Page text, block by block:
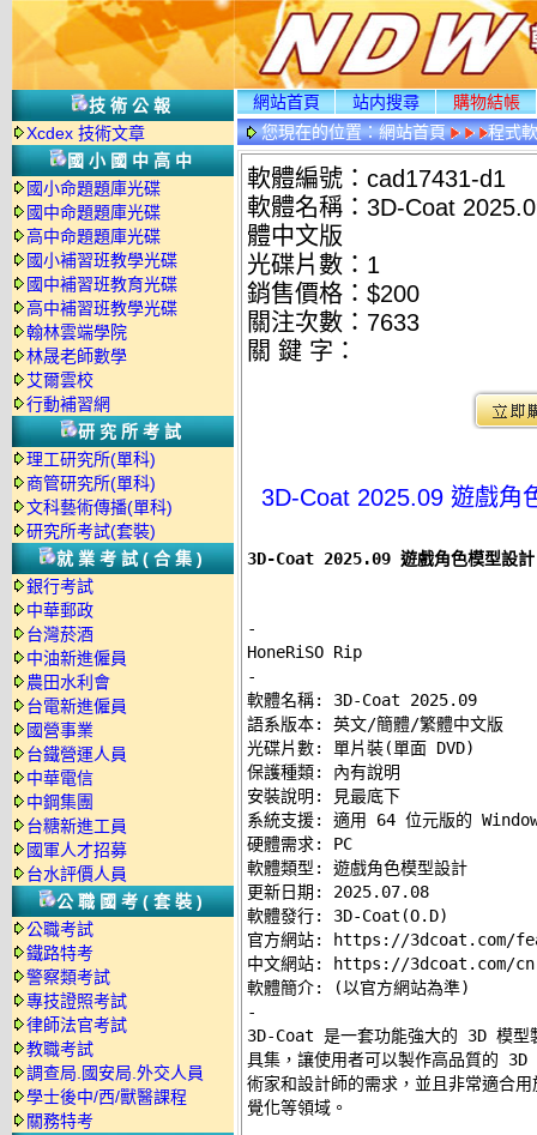
技術公報
Xcdex 技術文章
國小國中高中
國小命題題庫光碟
國中命題題庫光碟
高中命題題庫光碟
國小補習班教學光碟
國中補習班教育光碟
高中補習班教學光碟
翰林雲端學院
林晟老師數學
艾爾雲校
行動補習網
研究所考試
理工研究所(單科)
商管研究所(單科)
文科藝術傳播(單科)
研究所考試(套裝)
就業考試(合集)
銀行考試
中華郵政
台灣菸酒
中油新進僱員
農田水利會
台電新進僱員
國營事業
台鐵營運人員
中華電信
中鋼集團
台糖新進工員
國軍人才招募
台水評價人員
公職國考(套裝)
公職考試
鐵路特考
警察類考試
專技證照考試
律師法官考試
教職考試
調查局.國安局.外交人員
學士後中/西/獸醫課程
關務特考
網站首頁 站内搜尋
購物結帳
您現在的位置：網站首頁 程式
軟體編號：cad17431-d1
軟體名稱：3D-Coat
體中文版
光碟片數：1
銷售價格：$200
關注次數： 7633
關 鍵 字：
3D-Coat 2025.09 遊戲角
3D-Coat 2025.09 遊戲角色模型設
-
-
軟體名稱: 3D-Coat 2025.09
語系版本: 英文/簡體/繁體中文版
光碟片數: 單片裝(單面 DVD)
保護種類: 內有說明
安裝說明:
見最底下
系統支援: 適用 64 位元版的
硬體需求: PC
軟體類型: 遊戲角色模型設計
更新日期: 2025.07.08
軟體發行: 3D-Coat(O.D)
官方網站:
https://3dcoat.com/
中文網站:
https://3dcoat.com/cn
-
3D-Coat 是一套功能強大的 3D 模型
具集，讓使用者可以製作高品質的
術家和設計師的需求，並且非常適合
覺化等領域。